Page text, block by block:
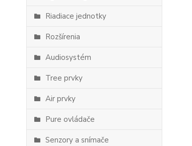
Riadiace jednotky
Rozšírenia
Audiosystém
Tree prvky
Air prvky
Pure ovládače
Senzory a snímače